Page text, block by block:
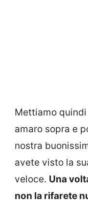
Mettiamo
amaro sopra e
nostra
avete visto la
veloce. Una
non la rifarete